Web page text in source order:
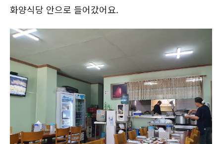
화양식당 안으로 들어갔어요.